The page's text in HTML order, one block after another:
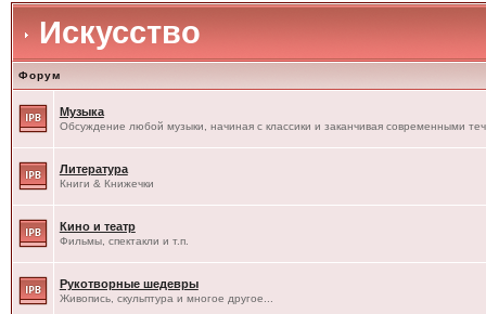
Искусство
Форум
Музыка
Обсуждение любой музыки, начиная с классики и заканчивая современными
Литература
Книги & Книжечки
Кино и театр
Фильмы, спектакли и т.п.
Рукотворные шедевры
Живопись, скульптура и многое другое...